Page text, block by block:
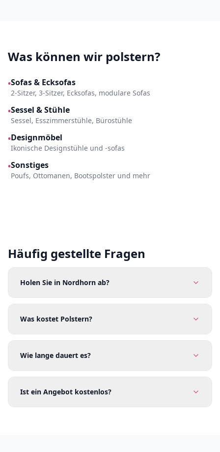
Was können wir polstern?
•Sofas & Ecksofas
2-Sitzer, 3-Sitzer, Ecksofas, modulare Sofas
•Sessel & Stühle
Sessel, Esszimmerstühle, Bürostühle
•Designmöbel
Ikonische Designstühle und -sofas
•Sonstiges
Poufs, Ottomanen, Bootspolster und mehr
Häufig gestellte Fragen
Holen Sie in Nordhorn ab?
Was kostet Polstern?
Wie lange dauert es?
Ist ein Angebot kostenlos?